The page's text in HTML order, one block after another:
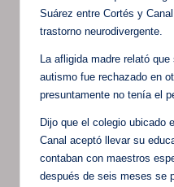
Suárez entre Cortés y
trastorno neurodivergente.
La afligida madre relató
autismo fue rechazado en
presuntamente no tenía el
Dijo que el colegio ubicado
Canal aceptó llevar su
contaban con maestros
después de seis meses se